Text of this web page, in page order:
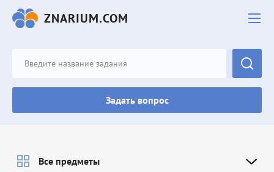
ZNARIUM.COM
Задать вопрос
Все предметы